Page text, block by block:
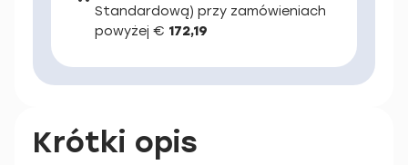
Standardową) przy zamówieniach
powyżej € 172,19
Krótki opis